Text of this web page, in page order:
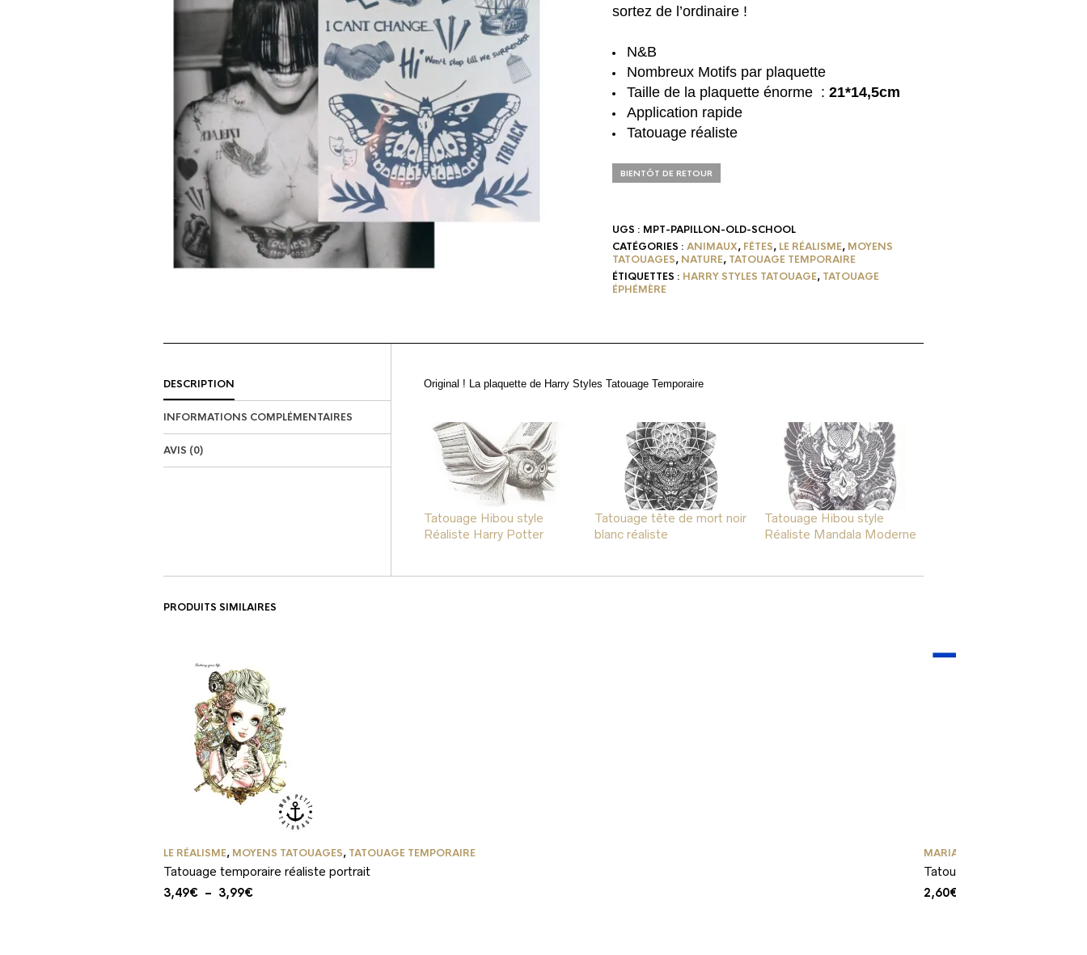
sortez de l’ordinaire !
N&B
Nombreux Motifs par plaquette
Taille de la plaquette énorme : 21*14,5cm
Application rapide
Tatouage réaliste
BIENTÔT DE RETOUR
UGS : MPT-PAPILLON-OLD-SCHOOL
CATÉGORIES : ANIMAUX, FÊTES, LE RÉALISME, MOYENS
TATOUAGES, NATURE, TATOUAGE TEMPORAIRE
ÉTIQUETTES : HARRY STYLES TATOUAGE, TATOUAGE
ÉPHÉMÈRE
DESCRIPTION
INFORMATIONS COMPLÉMENTAIRES
AVIS (0)
Original ! La plaquette de Harry Styles Tatouage Temporaire
Tatouage Hibou style
Réaliste Harry Potter
Tatouage tête de mort noir
blanc réaliste
Tatouage Hibou style
Réaliste Mandala Moderne
PRODUITS SIMILAIRES
LE RÉALISME, MOYENS TATOUAGES, TATOUAGE TEMPORAIRE
Tatouage temporaire réaliste portrait
3,49€ – 3,99€Plage
MARIAGE
Tatouage Mariage Madame
2,60€